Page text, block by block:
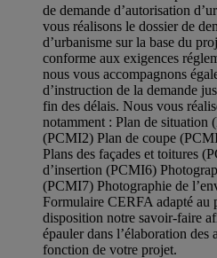
de demande d’autorisation
vous réalisons le dossier de
d’urbanisme sur la base du
conforme aux exigences
nous vous accompagnons
d’instruction de la demande
fin des délais. Nous vous
notamment : Plan de situation
(PCMI2) Plan de coupe
Plans des façades et toitures
d’insertion (PCMI6)
(PCMI7) Photographie de
Formulaire CERFA adapté au
disposition notre savoir-faire
épauler dans l’élaboration des
fonction de votre projet.